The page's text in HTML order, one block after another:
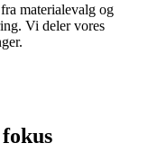
materialevalg og
Vi deler vores